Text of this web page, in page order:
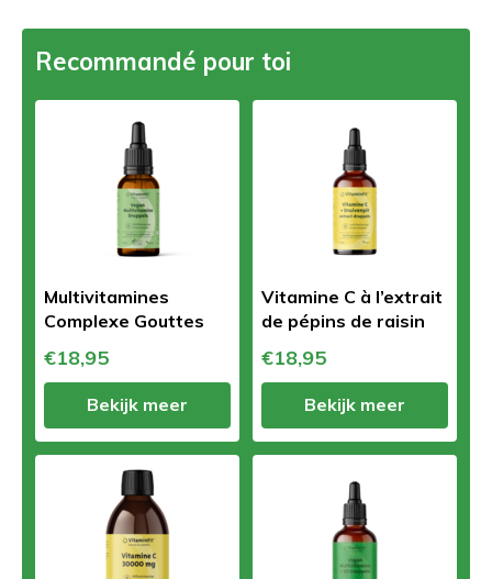
Recommandé pour toi
Multivitamines
Complexe Gouttes
€18,95
Bekijk meer
Vitamine C à l’extrait
de pépins de raisin
€18,95
Bekijk meer